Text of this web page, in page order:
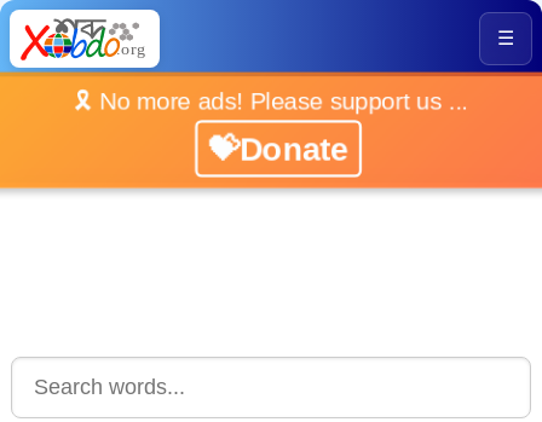
☰
🎗️ No more ads! Please support us ...
💝Donate